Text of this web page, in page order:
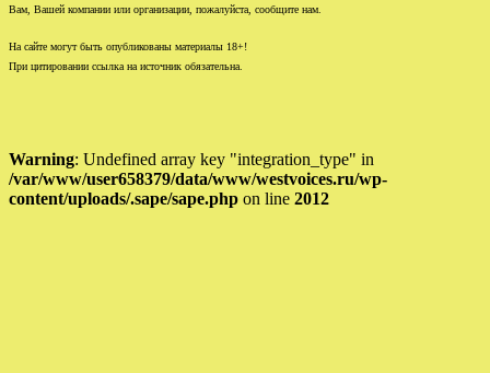
Вам, Вашей компании или организации, пожалуйста, сообщите нам.
На сайте могут быть опубликованы материалы 18+!
При цитировании ссылка на источник обязательна.
Warning: Undefined array key "integration_type" in
/var/www/user658379/data/www/westvoices.ru/wp-
content/uploads/.sape/sape.php on line 2012